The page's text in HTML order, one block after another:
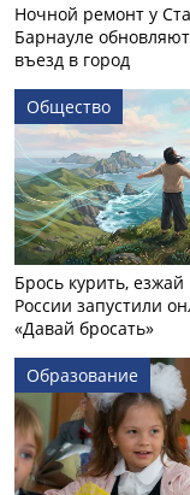
Ночной ремонт у
Барнауле
въезд в город
Общество
Брось курить,
России запустили
«Давай бросать»
Образование